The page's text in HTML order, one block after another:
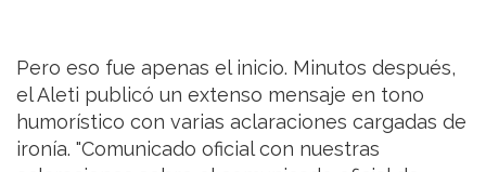
Pero eso fue apenas el inicio. Minutos después,
el Aleti publicó un extenso mensaje en tono
humorístico con varias aclaraciones cargadas de
ironía. "Comunicado oficial con nuestras